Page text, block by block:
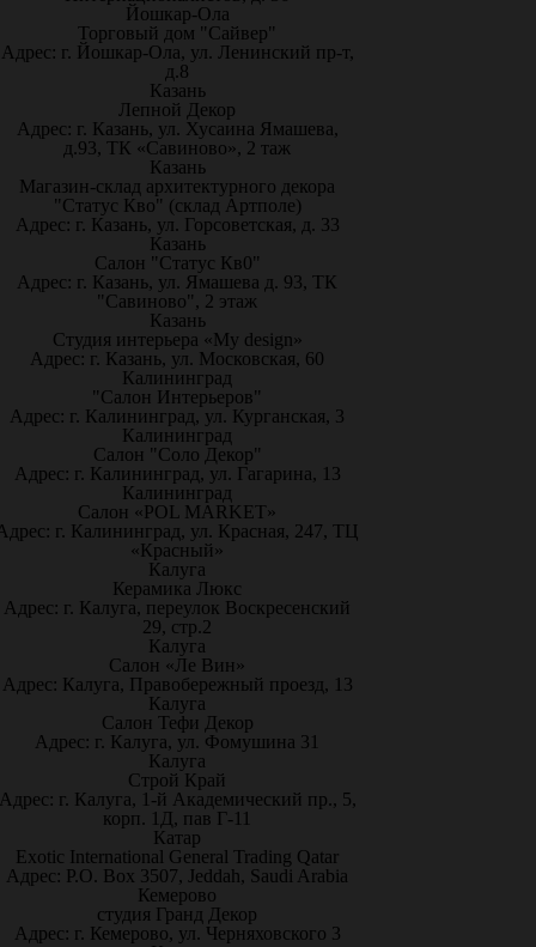
Йошкар-Ола
Торговый дом "Сайвер"
Адрес: г. Йошкар-Ола, ул. Ленинский пр-т,
д.8
Казань
Лепной Декор
Адрес: г. Казань, ул. Хусаина Ямашева,
д.93, ТК «Савиново», 2 таж
Казань
Магазин-склад архитектурного декора
"Статус Кво" (склад Артполе)
Адрес: г. Казань, ул. Горсоветская, д. 33
Казань
Салон "Статус Кв0"
Адрес: г. Казань, ул. Ямашева д. 93, ТК
"Савиново", 2 этаж
Казань
Студия интерьера «My design»
Адрес: г. Казань, ул. Московская, 60
Калининград
"Салон Интерьеров"
Адрес: г. Калининград, ул. Курганская, 3
Калининград
Салон "Соло Декор"
Адрес: г. Калининград, ул. Гагарина, 13
Калининград
Салон «POL MARKET»
г. Калининград, ул. Красная, 247, ТЦ
«Красный»
Калуга
Керамика Люкс
Адрес: г. Калуга, переулок Воскресенский
29, стр.2
Калуга
Салон «Ле Вин»
Адрес: Калуга, Правобережный проезд, 13
Калуга
Салон Тефи Декор
Адрес: г. Калуга, ул. Фомушина 31
Калуга
Строй Край
г. Калуга, 1-й Академический пр., 5,
корп. 1Д, пав Г-11
Катар
Exotic International General Trading Qatar
Адрес: P.O. Box 3507, Jeddah, Saudi Arabia
Кемерово
студия Гранд Декор
Адрес: г. Кемерово, ул. Черняховского 3